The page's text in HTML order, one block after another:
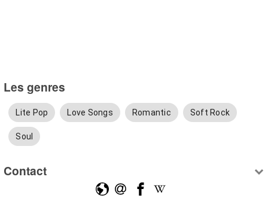
Les genres
Lite Pop Love Songs Romantic Soft Rock
Soul
Contact